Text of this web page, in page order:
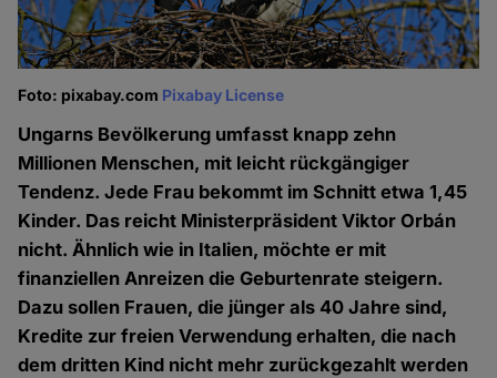
Foto: pixabay.com Pixabay License
Ungarns Bevölkerung umfasst knapp zehn
Millionen Menschen, mit leicht rückgängiger
Tendenz. Jede Frau bekommt im Schnitt etwa 1,45
Kinder. Das reicht Ministerpräsident Viktor Orbán
nicht. Ähnlich wie in Italien, möchte er mit
finanziellen Anreizen die Geburtenrate steigern.
Dazu sollen Frauen, die jünger als 40 Jahre sind,
Kredite zur freien Verwendung erhalten, die nach
dem dritten Kind nicht mehr zurückgezahlt werden